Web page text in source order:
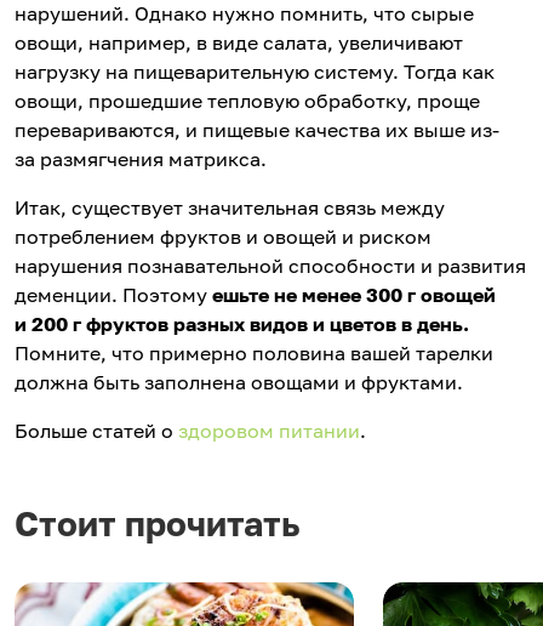
нарушений. Однако нужно помнить, что сырые
овощи, например, в виде салата, увеличивают
нагрузку на пищеварительную систему. Тогда как
овощи, прошедшие тепловую обработку, проще
перевариваются, и пищевые качества их выше из-
за размягчения матрикса.
Итак, существует значительная связь между
потреблением фруктов и овощей и риском
нарушения познавательной способности и развития
деменции. Поэтому ешьте не менее 300 г овощей
и 200 г фруктов разных видов и цветов в день.
Помните, что примерно половина вашей тарелки
должна быть заполнена овощами и фруктами.
Больше статей о здоровом питании.
Стоит прочитать